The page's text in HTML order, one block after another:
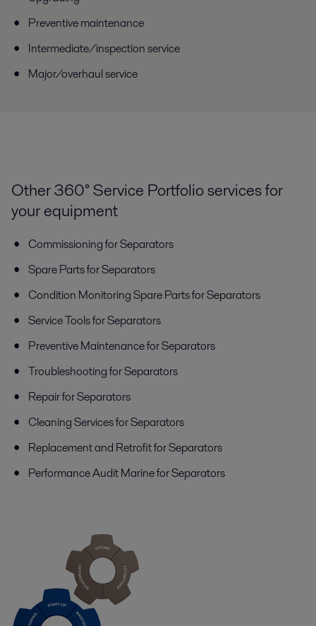
Preventive maintenance
Intermediate/inspection service
Major/overhaul service
Other 360° Service Portfolio services for
your equipment
Commissioning for Separators
Spare Parts for Separators
Condition Monitoring Spare Parts for Separators
Service Tools for Separators
Preventive Maintenance for Separators
Troubleshooting for Separators
Repair for Separators
Cleaning Services for Separators
Replacement and Retrofit for Separators
Performance Audit Marine for Separators